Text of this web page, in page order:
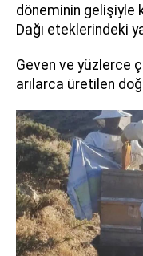
döneminin gelişiyle
Dağı eteklerindeki
Geven ve yüzlerce
arılarca üretilen